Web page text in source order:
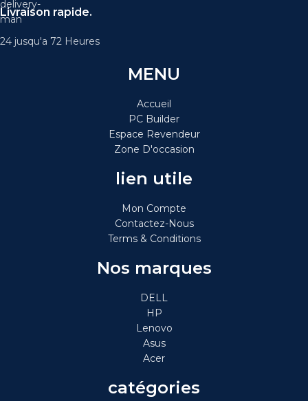
Livraison rapide.
24 jusqu'a 72 Heures
MENU
Accueil
PC Builder
Espace Revendeur
Zone D'occasion
lien utile
Mon Compte
Contactez-Nous
Terms & Conditions
Nos marques
DELL
HP
Lenovo
Asus
Acer
catégories